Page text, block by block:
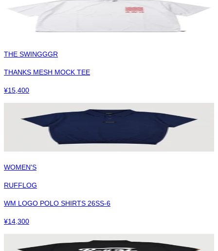
THE SWINGGGR
THANKS MESH MOCK TEE
¥15,400
WOMEN'S
RUFFLOG
WM LOGO POLO SHIRTS 26SS-6
¥14,300